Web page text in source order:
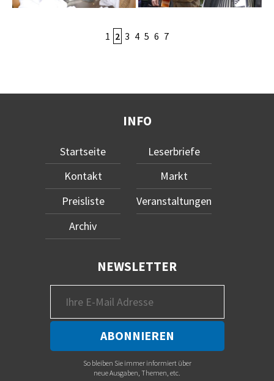
1 2 3 4 5 6 7
INFO
Startseite
Kontakt
Preisliste
Archiv
Leserbriefe
Markt
Veranstaltungen
NEWSLETTER
So bleiben Sie immer informiert über
neue Ausgaben, Themen, etc.